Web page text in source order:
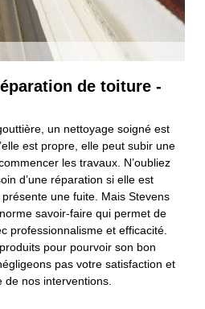
de toiture -
un nettoyage soigné est
est propre, elle peut subir une
les travaux. N’oubliez
d’une réparation si elle est
une fuite. Mais Stevens
savoir-faire qui permet de
professionnalisme et efficacité.
pour pourvoir son bon
pas votre satisfaction et
de nos interventions.